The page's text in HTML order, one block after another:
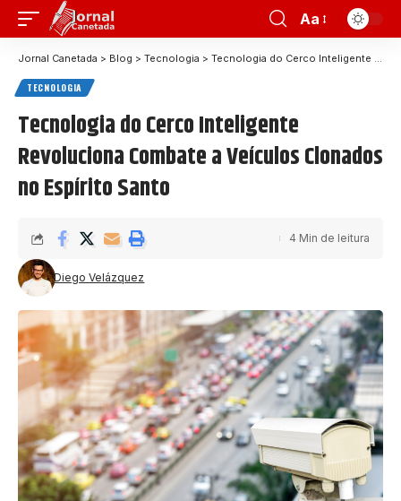
Aa
Jornal Canetada > Blog > Tecnologia > Tecnologia do Cerco Inteligente Revoluciona Combate a Veículos Clonados no Espírito Santo
TECNOLOGIA
Tecnologia do Cerco Inteligente
Revoluciona Combate a Veículos Clonados
no Espírito Santo
Diego Velázquez
4 Min de leitura